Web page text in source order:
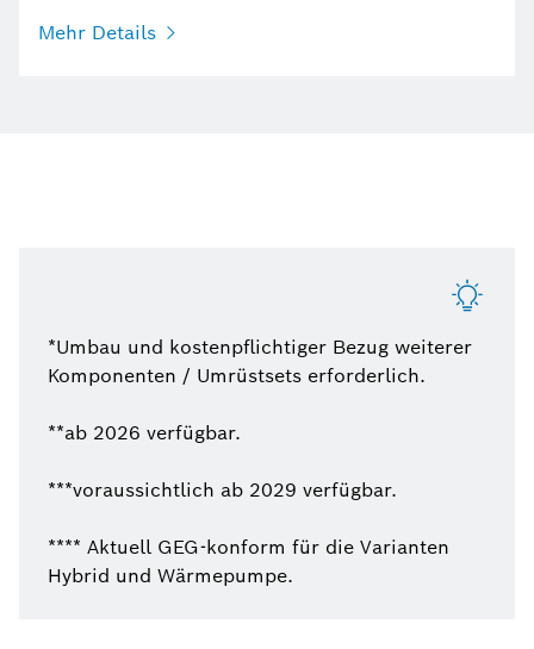
Mehr Details
*Umbau und kostenpflichtiger Bezug weiterer
Komponenten / Umrüstsets erforderlich.
**ab 2026 verfügbar.
***voraussichtlich ab 2029 verfügbar.
**** Aktuell GEG-konform für die Varianten
Hybrid und Wärmepumpe.